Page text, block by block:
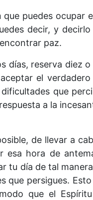
que puedes
decir, y
paz.
días, reserva diez
el
que
a la
de llevar a
esa hora de
tu día de tal
que persigues.
que el